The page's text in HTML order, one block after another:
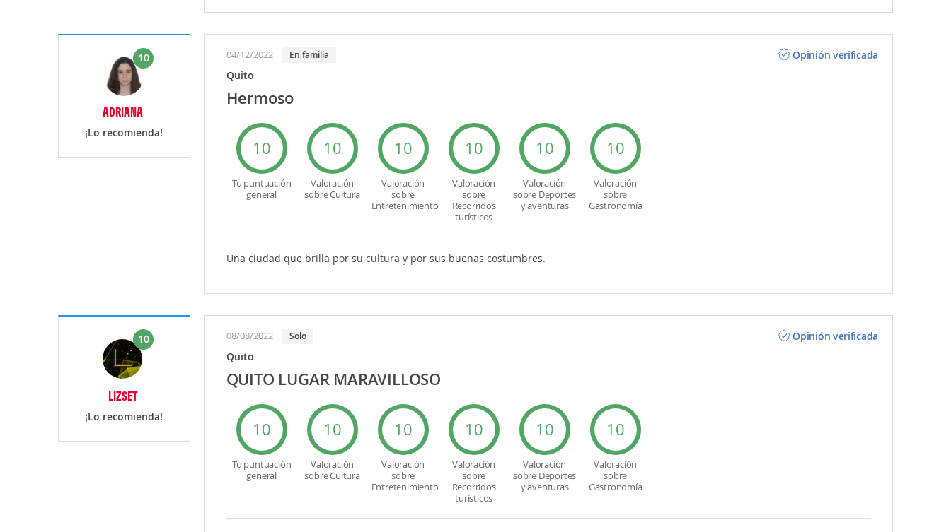
10
ADRIANA
¡Lo recomienda!
04/12/2022 En familia
Opinión verificada
Quito
Hermoso
10
Tu puntuación
general
10
Valoración
sobre Cultura
10
Valoración
sobre
Entretenimiento
10
Valoración
sobre
Recorridos
turísticos
10
Valoración
sobre Deportes
y aventuras
10
Valoración
sobre
Gastronomía
Una ciudad que brilla por su cultura y por sus buenas costumbres.
10
LIZSET
¡Lo recomienda!
08/08/2022 Solo
Opinión verificada
Quito
QUITO LUGAR MARAVILLOSO
10
Tu puntuación
general
10
Valoración
sobre Cultura
10
Valoración
sobre
Entretenimiento
10
Valoración
sobre
Recorridos
turísticos
10
Valoración
sobre Deportes
y aventuras
10
Valoración
sobre
Gastronomía